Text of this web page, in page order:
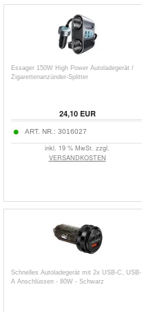
Essager 150W High Power Autoladegerät /
Zigarettenanzünder-Splitter
24,10EUR
ART. NR.: 3016027
inkl. 19 % MwSt. zzgl.
VERSANDKOSTEN
Schnelles Autoladegerät mit 2x USB-C, USB-
A Anschlüssen - 80W - Schwarz